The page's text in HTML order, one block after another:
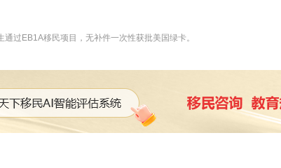
通过EB1A移民项目，无补件一次性获批美国绿卡。